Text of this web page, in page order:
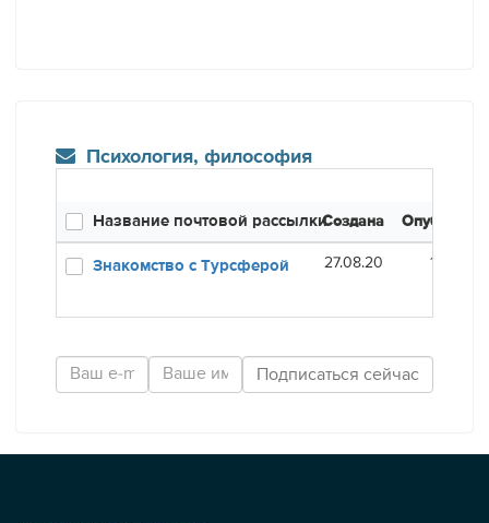
Психология, философия
Название почтовой рассылкиСоздана
Знакомство с Турсферой 27.08.20 16.01.21